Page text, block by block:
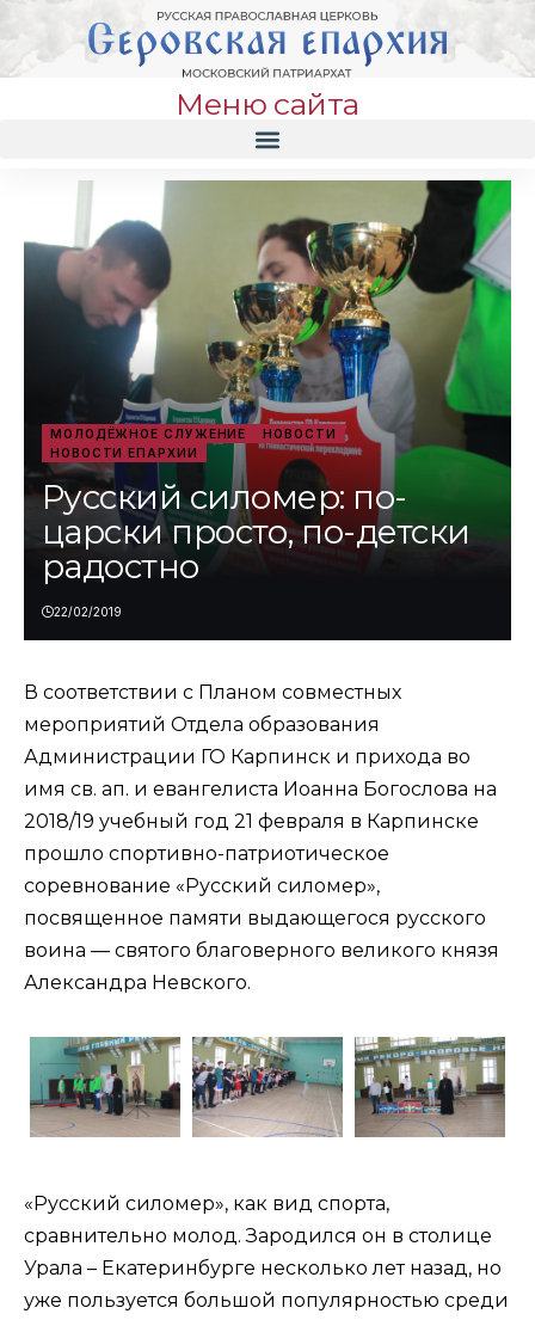
Меню сайта
МОЛОДЁЖНОЕ СЛУЖЕНИЕ
НОВОСТИ
НОВОСТИ ЕПАРХИИ
Русский силомер: по-
царски просто, по-детски
радостно
22/02/2019
В соответствии с Планом совместных
мероприятий Отдела образования
Администрации ГО Карпинск и прихода во
имя св. ап. и евангелиста Иоанна Богослова на
2018/19 учебный год 21 февраля в Карпинске
прошло спортивно-патриотическое
соревнование «Русский силомер»,
посвященное памяти выдающегося русского
воина — святого благоверного великого князя
Александра Невского.
«Русский силомер», как вид спорта,
сравнительно молод. Зародился он в столице
Урала – Екатеринбурге несколько лет назад, но
уже пользуется большой популярностью среди